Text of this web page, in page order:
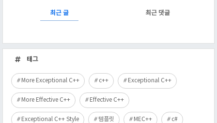
최근 글 최근 댓글
근
글
태그
More Exceptional C++ c++ Exceptional C++
More Effective C++ Effective C++
Exceptional C++ Style 템플릿 MEC++ c#